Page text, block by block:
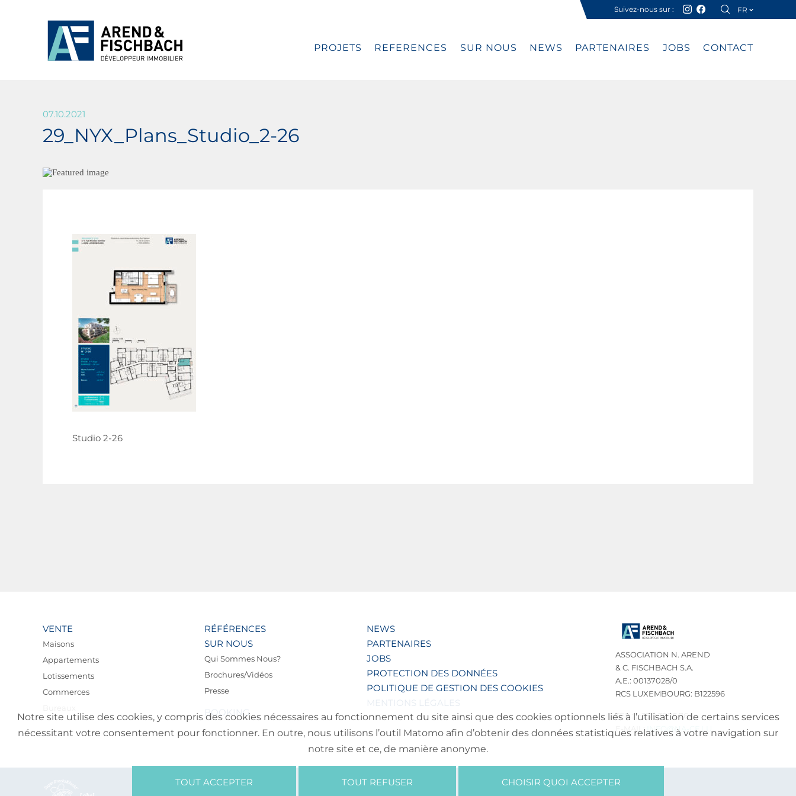
Suivez-nous sur : FR
PROJETS REFERENCES SUR NOUS NEWS PARTENAIRES JOBS CONTACT
07.10.2021
29_NYX_Plans_Studio_2-26
Studio 2-26
VENTE
Maisons
Appartements
Lotissements
Commerces
RÉFÉRENCES
SUR NOUS
Qui Sommes Nous?
Brochures/Vidéos
Presse
BOOKING
NEWS
PARTENAIRES
JOBS
PROTECTION DES DONNÉES
POLITIQUE DE GESTION DES COOKIES
MENTIONS LÉGALES
ASSOCIATION N. AREND
& C. FISCHBACH S.A.
A.E.: 00137028/0
RCS LUXEMBOURG: B122596
TEL.: (+352) 32 75 76
E-MAIL:
INFO@NA-CF.LU
Notre site utilise des cookies, y compris des cookies nécessaires au fonctionnement du site ainsi que des cookies optionnels liés à l’utilisation de certains services
nécessitant votre consentement pour fonctionner. En outre, nous utilisons l’outil Matomo afin d’obtenir des données statistiques relatives à votre navigation sur
notre site et ce, de manière anonyme.
TOUT ACCEPTER TOUT REFUSER CHOISIR QUOI ACCEPTER